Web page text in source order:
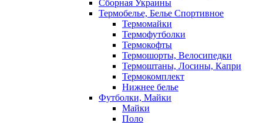
Сборная Украины
Термобелье, Белье Спортивное
Термомайки
Термофутболки
Термокофты
Термошорты, Велосипедки
Термоштаны, Лосины, Капри
Термокомплект
Нижнее белье
Футболки, Майки
Майки
Поло